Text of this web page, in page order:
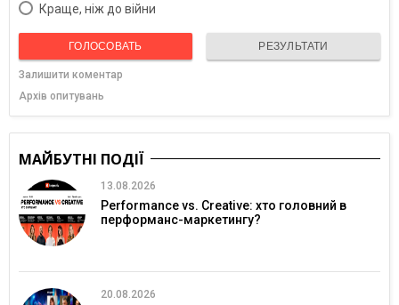
Краще, ніж до війни
ГОЛОСОВАТЬ РЕЗУЛЬТАТИ
Залишити коментар
Архів опитувань
МАЙБУТНІ ПОДІЇ
13.08.2026
Performance vs. Creative: хто головний в
перформанс-маркетингу?
20.08.2026